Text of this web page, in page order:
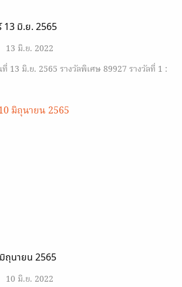
13 มิ.ย. 2565
13 มิ.ย. 2022
13 มิ.ย. 2565 รางวัลพิเศษ 89927 รางวัลที่ 1 :
ถุนายน 2565
10 มิ.ย. 2022